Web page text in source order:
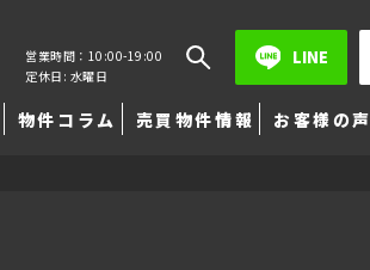
営業時間：10:00-19:00
定休日: 水曜日
LINE
物件コラム 売買物件情報 お客様の声